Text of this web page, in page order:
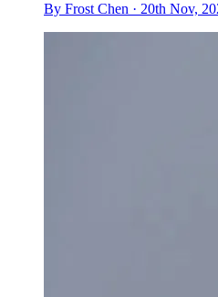
By Frost Chen · 20th Nov,